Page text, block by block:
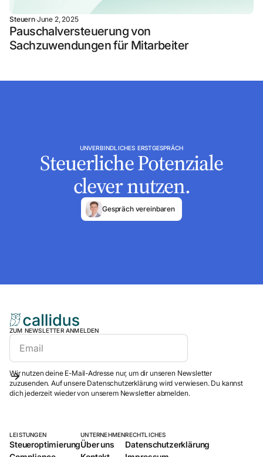
Steuern·June 2, 2025
Pauschalversteuerung von
Sachzuwendungen für Mitarbeiter
UNVERBINDLICHES ERSTGESPRÄCH
Steuerliche Potenziale
clever nutzen.
Gespräch vereinbaren
ZUM NEWSLETTER ANMELDEN
Wir nutzen deine E-Mail-Adresse nur, um dir unseren Newsletter
zuzusenden. Auf unsere Datenschutzerklärung wird verwiesen. Du kannst
dich jederzeit wieder von unserem Newsletter abmelden.
LEISTUNGEN
Steueroptimierung
UNTERNEHMEN
Über uns
RECHTLICHES
Datenschutzerklärung